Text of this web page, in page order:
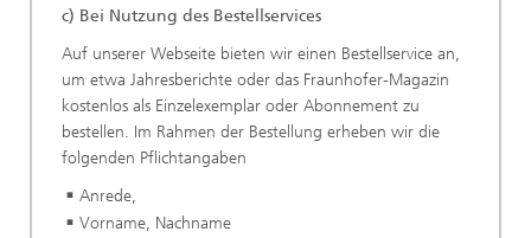
c) Bei Nutzung des Bestellservices
Auf unserer Webseite bieten wir einen Bestellservice an,
um etwa Jahresberichte oder das Fraunhofer-Magazin
kostenlos als Einzelexemplar oder Abonnement zu
bestellen. Im Rahmen der Bestellung erheben wir die
folgenden Pflichtangaben
Anrede,
Vorname, Nachname